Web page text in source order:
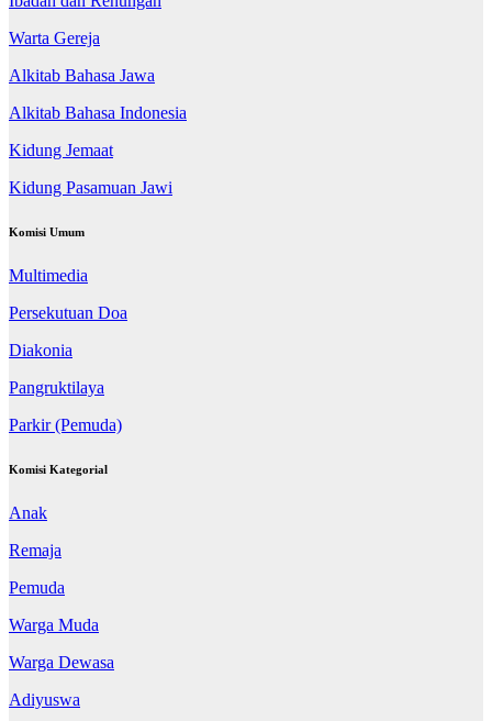
Warta Gereja
Alkitab Bahasa Jawa
Alkitab Bahasa Indonesia
Kidung Jemaat
Kidung Pasamuan Jawi
Komisi Umum
Multimedia
Persekutuan Doa
Diakonia
Pangruktilaya
Parkir (Pemuda)
Komisi Kategorial
Anak
Remaja
Pemuda
Warga Muda
Warga Dewasa
Adiyuswa